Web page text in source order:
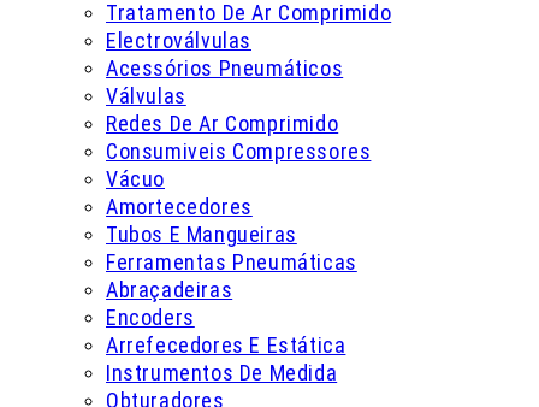
Tratamento De Ar Comprimido
Electroválvulas
Acessórios Pneumáticos
Válvulas
Redes De Ar Comprimido
Consumiveis Compressores
Vácuo
Amortecedores
Tubos E Mangueiras
Ferramentas Pneumáticas
Abraçadeiras
Encoders
Arrefecedores E Estática
Instrumentos De Medida
Obturadores